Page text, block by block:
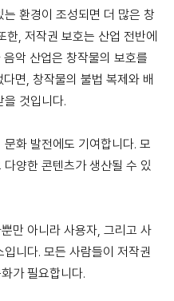
환경이 조성되면 더 많은 창
한, 저작권 보호는 산업 전반에
악 산업은 창작물의 보호를
면, 창작물의 불법 복제와 배
것입니다.
화 발전에도 기여합니다. 모
양한 콘텐츠가 생산될 수 있
만 아니라 사용자, 그리고 사
니다. 모든 사람들이 저작권
가 필요합니다.